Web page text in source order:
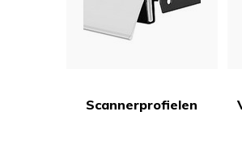
Scannerprofielen